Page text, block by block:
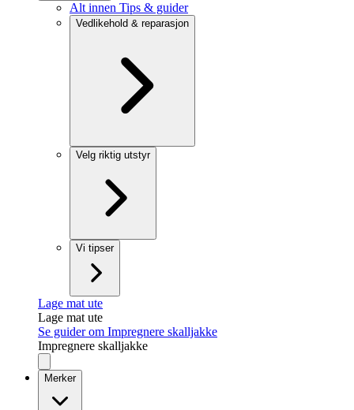
Alt innen Tips & guider
Vedlikehold & reparasjon
Velg riktig utstyr
Vi tipser
Lage mat ute
Lage mat ute
Se guider om Impregnere skalljakke
Impregnere skalljakke
Merker